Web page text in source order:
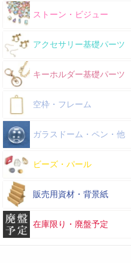
ストーン・ビジュー
アクセサリー基礎パーツ
キーホルダー基礎パーツ
空枠・フレーム
ガラスドーム・ペン・他
ビーズ・パール
販売用資材・背景紙
在庫限り・廃盤予定